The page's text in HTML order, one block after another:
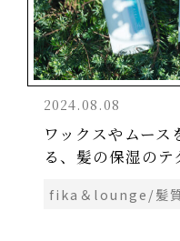
2024.08.08
ワックスやムー
る、髪の保湿のテ
fika＆lounge/髪質